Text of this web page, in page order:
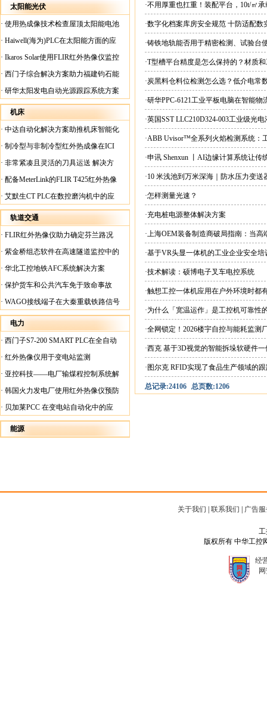
太阳能光伏
· 使用热成像技术检查屋顶太阳能电池
板
· Haiwell(海为)PLC在太阳能方面的应
用
· Ikaros Solar使用FLIR红外热像仪监控
已装太阳能电池板
· 西门子综合解决方案助力福建钧石能
源飞速发展
· 研华太阳发电自动光源跟踪系统方案
机床
· 中达自动化解决方案助推机床智能化
升级
· 制冷型与非制冷型红外热成像在ICI
工厂内完美配合
· 非常紧凑且灵活的刀具运送 解决方
案
· 配备MeterLink的FLIR T425红外热像
仪帮助Medite Europe Ltd加快红外检测
工作速度
· 艾默生CT PLC在数控磨沟机中的应
用
轨道交通
· FLIR红外热像仪助力确定芬兰路况
· 紫金桥组态软件在高速隧道监控中的
应用
· 华北工控地铁AFC系统解决方案
· 保护货车和公共汽车免于致命事故
· WAGO接线端子在大秦重载铁路信号
楼设备中的应用
电力
· 西门子S7-200 SMART PLC在全自动
蓄电池短路内阻检测机上的应用
· 红外热像仪用于变电站监测
· 亚控科技——电厂输煤程控制系统解
决方案
· 韩国火力发电厂使用红外热像仪预防
火灾
· 贝加莱PCC 在变电站自动化中的应
用
能源
·不用厚重也扛重！装配平台，10t/㎡
·数字化档案库房安全规范 十防适配数
·铸铁地轨能否用于精密检测、试验台
·T型槽平台精度是怎么保持的？材质
·炭黑料仓料位检测怎么选？低介电常
·研华PPC-6121工业平板电脑在智能
方案-基于研华PPC-6121打造高可靠仓
·英国SST LLC210D324-003工业级光
·ABB Uvisor™全系列火焰检测系统：
案
·申讯 Shenxun 丨AI边缘计算系统让
·10 米浅池到万米深海｜防水压力变送
·怎样测量光速？
·充电桩电源整体解决方案
·上海OEM装备制造商破局指南：当
长与售后难题，如何寻找核心电控集
·基于VR头显一体机的工业企业安全
·技术解读：硕博电子叉车电控系统
·触想工控一体机应用在户外环境时都
·为什么「宽温运作」是工控机可靠性
·全网锁定！2026楼宇自控与能耗监
·西克 基于3D视觉的智能拆垛软硬件
·图尔克 RFID实现了食品生产领域的
总记录:24106 总页数:1206
关于我们 联系我们 广告
工
版权所有 中华工控
经